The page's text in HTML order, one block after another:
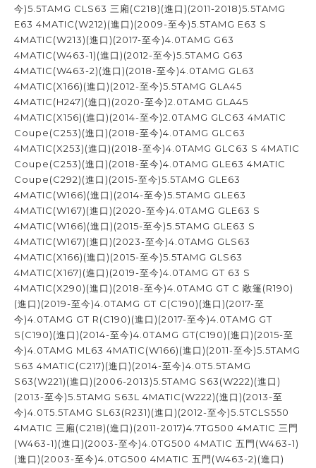
今)5.5TAMG CLS63 三廂(C218)(進口)(2011-2018)5.5TAMG
E63 4MATIC(W212)(進口)(2009-至今)5.5TAMG E63 S
4MATIC(W213)(進口)(2017-至今)4.0TAMG G63
4MATIC(W463-1)(進口)(2012-至今)5.5TAMG G63
4MATIC(W463-2)(進口)(2018-至今)4.0TAMG GL63
4MATIC(X166)(進口)(2012-至今)5.5TAMG GLA45
4MATIC(H247)(進口)(2020-至今)2.0TAMG GLA45
4MATIC(X156)(進口)(2014-至今)2.0TAMG GLC63 4MATIC
Coupe(C253)(進口)(2018-至今)4.0TAMG GLC63
4MATIC(X253)(進口)(2018-至今)4.0TAMG GLC63 S 4MATIC
Coupe(C253)(進口)(2018-至今)4.0TAMG GLE63 4MATIC
Coupe(C292)(進口)(2015-至今)5.5TAMG GLE63
4MATIC(W166)(進口)(2014-至今)5.5TAMG GLE63
4MATIC(W167)(進口)(2020-至今)4.0TAMG GLE63 S
4MATIC(W166)(進口)(2015-至今)5.5TAMG GLE63 S
4MATIC(W167)(進口)(2023-至今)4.0TAMG GLS63
4MATIC(X166)(進口)(2015-至今)5.5TAMG GLS63
4MATIC(X167)(進口)(2019-至今)4.0TAMG GT 63 S
4MATIC(X290)(進口)(2018-至今)4.0TAMG GT C 敞篷(R190)
(進口)(2019-至今)4.0TAMG GT C(C190)(進口)(2017-至
今)4.0TAMG GT R(C190)(進口)(2017-至今)4.0TAMG GT
S(C190)(進口)(2014-至今)4.0TAMG GT(C190)(進口)(2015-至
今)4.0TAMG ML63 4MATIC(W166)(進口)(2011-至今)5.5TAMG
S63 4MATIC(C217)(進口)(2014-至今)4.0T5.5TAMG
S63(W221)(進口)(2006-2013)5.5TAMG S63(W222)(進口)
(2013-至今)5.5TAMG S63L 4MATIC(W222)(進口)(2013-至
今)4.0T5.5TAMG SL63(R231)(進口)(2012-至今)5.5TCLS550
4MATIC 三廂(C218)(進口)(2011-2017)4.7TG500 4MATIC 三門
(W463-1)(進口)(2003-至今)4.0TG500 4MATIC 五門(W463-1)
(進口)(2003-至今)4.0TG500 4MATIC 五門(W463-2)(進口)